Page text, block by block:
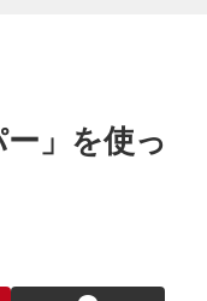
」を使っ